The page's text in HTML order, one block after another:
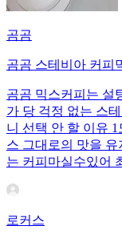
곰곰
곰곰 스테비아 커피
곰곰 믹스커피는 설
가 당 걱정 없는 스
니 선택 안 할 이유
스 그대로의 맛을
는 커피마실수있
로커스